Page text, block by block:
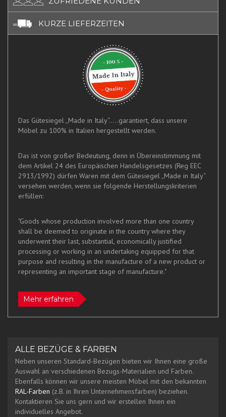
KURZE LIEFERZEITEN
Das Gütesiegel „Made in Italy“.....garantiert, dass unsere
Möbel zu 100% in Italien hergestellt werden.
Das ist von großer Bedeutung, denn in Übereinstimmung mit
dem Artikel 24 des Europäischen Handelsgesetzes (Reg EEC
2913/1992) dürfen Waren mit dem Gütesiegel „Made in Italy“
versehen werden, wenn sie folgende Herstellungskriterien
erfüllen:
"Goods whose production involved more than one country
shall be deemed to originate in the country where they
underwent their last, substantial, economically justified
processing or working in an undertaking equipped for that
purpose and resulting in the manufacture of a new product or
representing an important stage of manufacture."
Mehr erfahren
ALLE BEZÜGE & FARBEN
Neben unseren Standard-Bezügen bieten wir Ihnen eine große
Auswahl an verschiedenen Bezugs-Materialien und Farben.
Ebenfalls können wir unsere meisten Möbel mit den bekannten
RAL-Farben (z.B. in Ihren Unternehmensfarben) beziehen.
Kontaktieren Sie uns gern und wir erstellen Ihnen ein
individuelles Angebot.